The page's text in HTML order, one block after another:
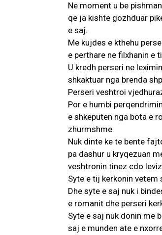
Ne moment u be
qe ja kishte gozhduar
e saj.
Me kujdes e kthehu
e perthare ne filxhanin e
U kredh perseri ne
shkaktuar nga brenda
Perseri veshtroi
Por e humbi
e shkeputen nga bota e
zhurmshme.
Nuk dinte ke te bente
pa dashur u kryqezuan
veshtronin tinez cdo
Syte e tij kerkonin vetem
Dhe syte e saj nuk i
e romanit dhe perseri
Syte e saj nuk donin me
saj e munden ate e